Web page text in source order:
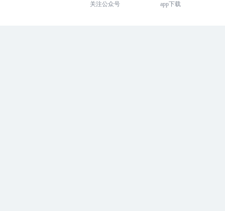
关注公众号 app下载